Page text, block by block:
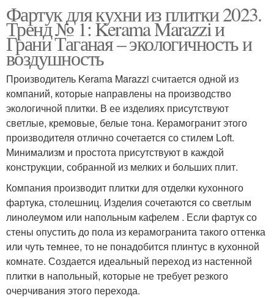
Фартук для кухни из плитки 2023.
Тренд № 1: Kerama Marazzi и
Грани Таганая – экологичность и
воздушность
Производитель Kerama Marazzi считается одной из
компаний, которые направлены на производство
экологичной плитки. В ее изделиях присутствуют
светлые, кремовые, белые тона. Керамогранит этого
производителя отлично сочетается со стилем Loft.
Минимализм и простота присутствуют в каждой
конструкции, собранной из мелких и больших плит.
Компания производит плитки для отделки кухонного
фартука, столешниц. Изделия сочетаются со светлым
линолеумом или напольным кафелем . Если фартук со
стены опустить до пола из керамогранита такого оттенка
или чуть темнее, то не понадобится плинтус в кухонной
комнате. Создается идеальный переход из настенной
плитки в напольный, которые не требует резкого
очерчивания этого перехода.